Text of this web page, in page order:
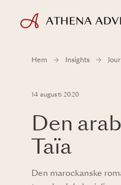
Hem Insights
14 augusti 2020
Den
Taïa
Den marockanske